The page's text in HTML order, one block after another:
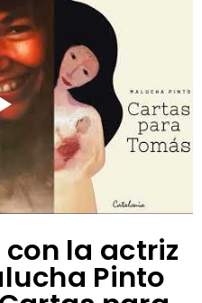
la actriz
Pinto